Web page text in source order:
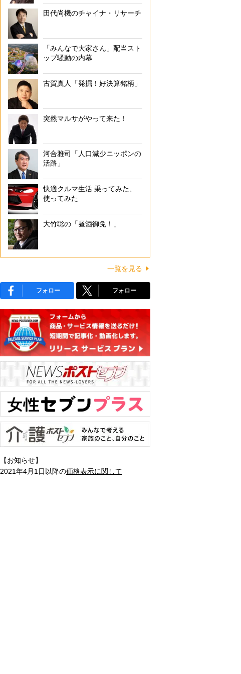
田代尚機のチャイナ・リサーチ
「みんなで大家さん」配当スト
ップ騒動の内幕
古賀真人「発掘！好決算銘柄」
突然マルサがやって来た！
河合雅司「人口減少ニッポンの
活路」
快適クルマ生活 乗ってみた、
使ってみた
大竹聡の「昼酒御免！」
一覧を見る
フォロー フォロー
【お知らせ】
2021年4月1日以降の価格表示に関して